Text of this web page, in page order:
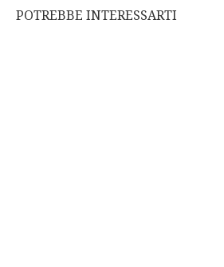
POTREBBE INTERESSARTI